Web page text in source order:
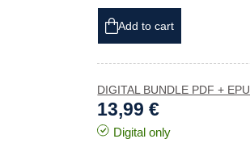
Add to cart
DIGITAL BUNDLE PDF +
13,99 €
Digital only